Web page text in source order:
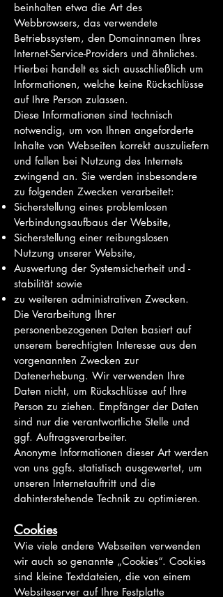
beinhalten etwa die Art des
Webbrowsers, das verwendete
Betriebssystem, den Domainnamen Ihres
Internet-Service-Providers und ähnliches.
Hierbei handelt es sich ausschließlich um
Informationen, welche keine Rückschlüsse
auf Ihre Person zulassen.
Diese Informationen sind technisch
notwendig, um von Ihnen angeforderte
Inhalte von Webseiten korrekt auszuliefern
und fallen bei Nutzung des Internets
zwingend an. Sie werden insbesondere
zu folgenden Zwecken verarbeitet:
Sicherstellung eines problemlosen
Verbindungsaufbaus der Website,
Sicherstellung einer reibungslosen
Nutzung unserer Website,
Auswertung der Systemsicherheit und -
stabilität sowie
zu weiteren administrativen Zwecken.
Die Verarbeitung Ihrer
personenbezogenen Daten basiert auf
unserem berechtigten Interesse aus den
vorgenannten Zwecken zur
Datenerhebung. Wir verwenden Ihre
Daten nicht, um Rückschlüsse auf Ihre
Person zu ziehen. Empfänger der Daten
sind nur die verantwortliche Stelle und
ggf. Auftragsverarbeiter.
Anonyme Informationen dieser Art werden
von uns ggfs. statistisch ausgewertet, um
unseren Internetauftritt und die
dahinterstehende Technik zu optimieren.
Cookies
Wie viele andere Webseiten verwenden
wir auch so genannte „Cookies“. Cookies
sind kleine Textdateien, die von einem
Websiteserver auf Ihre Festplatte